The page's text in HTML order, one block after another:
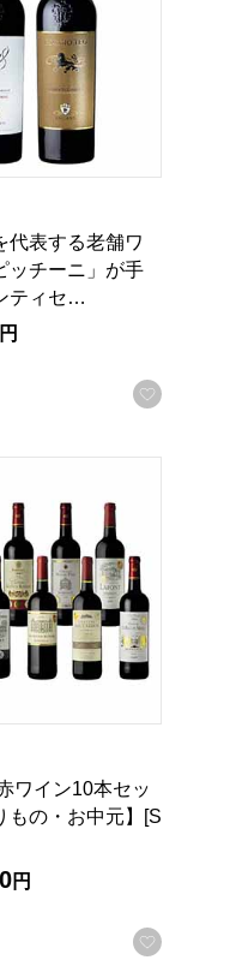
する
代表する老舗ワ
ッチーニ」が手
ティセ…
お気に入
の贈りもの・お中元】[SF-
する
ワイン10本セッ
もの・お中元】[S
円
お気に入